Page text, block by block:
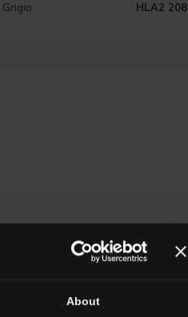
About
Grigio HLA2 208